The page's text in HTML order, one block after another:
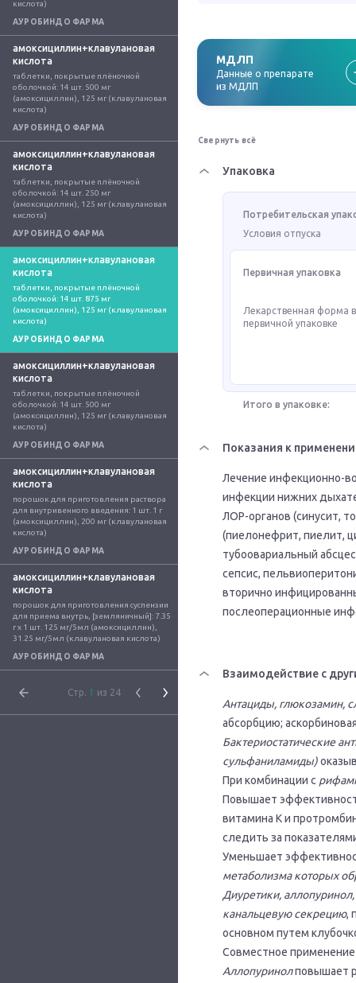
кислота)
АУРОБИНДО ФАРМА
амоксициллин+клавулановая
кислота
таблетки, покрытые плёночной
оболочкой: 14 шт. 500 мг
(амоксициллин), 125 мг (клавулановая
кислота)
АУРОБИНДО ФАРМА
амоксициллин+клавулановая
кислота
таблетки, покрытые плёночной
оболочкой: 14 шт. 250 мг
(амоксициллин), 125 мг (клавулановая
кислота)
АУРОБИНДО ФАРМА
амоксициллин+клавулановая
кислота
таблетки, покрытые плёночной
оболочкой: 14 шт. 875 мг
(амоксициллин), 125 мг (клавулановая
кислота)
АУРОБИНДО ФАРМА
амоксициллин+клавулановая
кислота
таблетки, покрытые плёночной
оболочкой: 14 шт. 500 мг
(амоксициллин), 125 мг (клавулановая
кислота)
АУРОБИНДО ФАРМА
амоксициллин+клавулановая
кислота
порошок для приготовления раствора
для внутривенного введения: 1 шт. 1 г
(амоксициллин), 200 мг (клавулановая
кислота)
АУРОБИНДО ФАРМА
амоксициллин+клавулановая
кислота
порошок для приготовления суспензии
для приема внутрь, [земляничный]: 7.35
г x 1 шт. 125 мг/5мл (амоксициллин),
31.25 мг/5мл (клавулановая кислота)
АУРОБИНДО ФАРМА
Стр. 1 из 24
МДЛП
Данные о препарате
из МДЛП
Свернуть всё
Упаковка
Потребительская
Условия отпуска
Первичная упаковка
Лекарственная форма
первичной упаковке
Итого в упаковке:
Показания к
Лечение инфекционно-
инфекции нижних
ЛОР-органов (синусит,
(пиелонефрит, пиелит,
тубоовариальный
сепсис,
вторично
послеоперационные
Взаимодействие с
Антациды, глюкозамин,
абсорбцию;
Бактериостатические
сульфаниламиды)
При комбинации с
Повышает
витамина К и
следить за
Уменьшает
метаболизма которых
Диуретики,
канальцевую секрецию,
основном путем
Совместное
Аллопуринолповышает